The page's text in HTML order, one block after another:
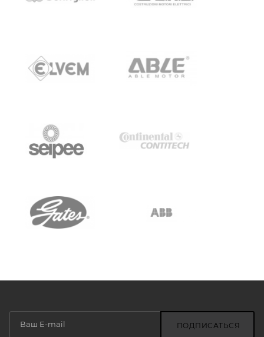
ПОДПИСАТЬСЯ